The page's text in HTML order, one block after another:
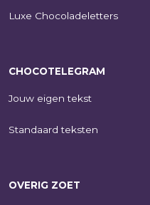
Luxe Chocoladeletters
CHOCOTELEGRAM
Jouw eigen tekst
Standaard teksten
OVERIG ZOET